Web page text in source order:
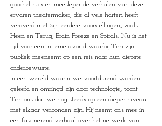
goocheltrucs en meeslepende verhalen van deze
ervaren theatermaker, die al vele harten heeft
veroverd met zijn eerdere voorstellingen, zoals
Heen en Terug, Brain Freeze en Spirals. Nu is het
tijd voor een intieme avond waarbij Tim zijn
publiek meeneemt op een reis naar hun diepste
onderbewuste.
In een wereld waarin we voortdurend worden
geleefd en omringd zijn door technologie, toont
Tim ons dat we nog steeds op een dieper niveau
met elkaar verbonden zijn. Hij neemt ons mee in
een fascinerend verhaal over het netwerk van